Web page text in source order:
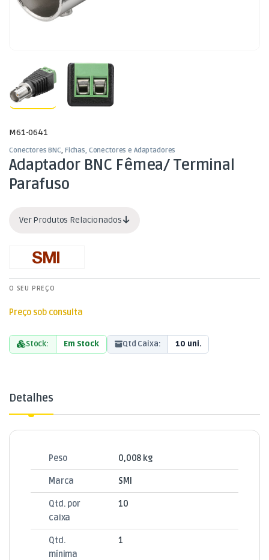
M61-0641
Conectores BNC, Fichas, Conectores e Adaptadores
Adaptador BNC Fêmea/ Terminal
Parafuso
Ver Produtos Relacionados
O SEU PREÇO
Preço sob consulta
Stock: Em Stock Qtd Caixa: 10 uni.
Detalhes
Peso 0,008 kg
Marca SMI
Qtd. por
caixa
10
Qtd.
mínima
1